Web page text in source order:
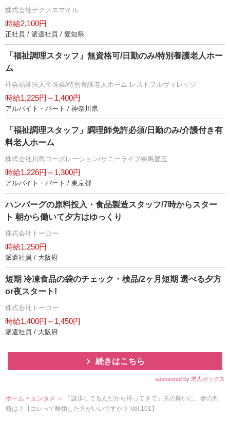
株式会社テクノスマイル
時給2,100円
正社員 / 派遣社員 / 愛知県
「福祉調理スタッフ」無資格可/日勤のみ/特別養護老人ホー
ム
社会福祉法人宝珠会/特別養護老人ホーム レストフルヴィレッジ
時給1,225円～1,400円
アルバイト・パート / 神奈川県
「福祉調理スタッフ」調理師免許必須/日勤のみ/介護付き有
料老人ホーム
株式会社川島コーポレーション/サニーライフ練馬豊玉
時給1,226円～1,300円
アルバイト・パート / 東京都
ハンバーグの原料投入・食品製造スタッフ/7時からスター
ト 朝から働いて夕方はゆっくり
株式会社トーコー
時給1,250円
派遣社員 / 大阪府
短期 冷凍食品の袋のチェック・検品/2ヶ月短期 選べる夕方
or夜スタート!
株式会社トーコー
時給1,400円～1,450円
派遣社員 / 大阪府
続きはこちら
sponsored by 求人ボックス
ホーム > エンタメ ＞ 「譲歩してるんだから帰ってきて」夫の願いに、妻の判
断は？【コレって離婚した方がいいですか？ Vol.101】